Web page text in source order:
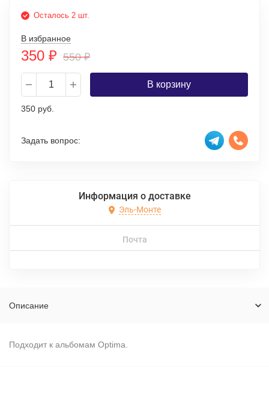
Осталось 2 шт.
В избранное
350 ₽ 550₽
В корзину
350 руб.
Задать вопрос:
Информация о доставке
Эль-Монте
Почта
Описание
Подходит к альбомам Optima.